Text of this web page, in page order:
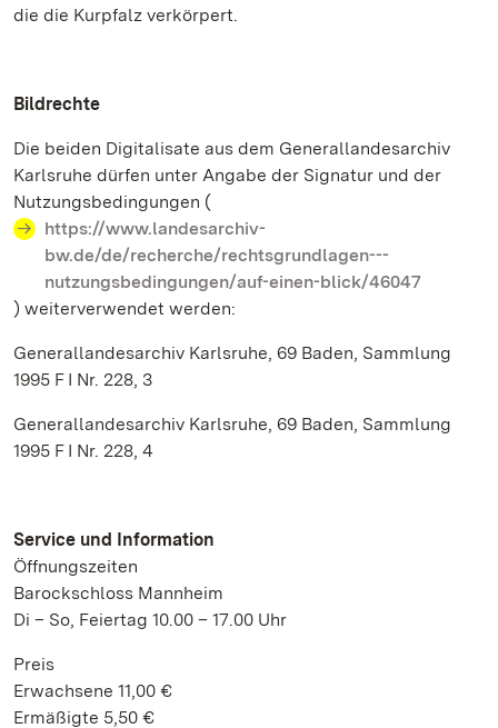
die die Kurpfalz verkörpert.
Bildrechte
Die beiden Digitalisate aus dem Generallandesarchiv
Karlsruhe dürfen unter Angabe der Signatur und der
Nutzungsbedingungen (
https://www.landesarchiv-
bw.de/de/recherche/rechtsgrundlagen---
nutzungsbedingungen/auf-einen-blick/46047
) weiterverwendet werden:
Generallandesarchiv Karlsruhe, 69 Baden, Sammlung
1995 F I Nr. 228, 3
Generallandesarchiv Karlsruhe, 69 Baden, Sammlung
1995 F I Nr. 228, 4
Service und Information
Öffnungszeiten
Barockschloss Mannheim
Di – So, Feiertag 10.00 – 17.00 Uhr
Preis
Erwachsene 11,00 €
Ermäßigte 5,50 €